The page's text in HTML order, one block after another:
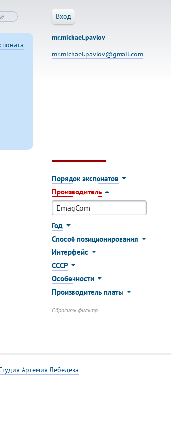
Вход
mr.michael.pavlov
mr.michael.pavlov@gmail.com
Порядок экспонатов
Производитель
Год
Способ позиционирования
Интерфейс
СССР
Особенности
Производитель платы
Сбросить фильтр
Артемия Лебедева